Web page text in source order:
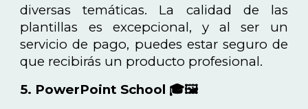
diversas temáticas. La calidad de las
plantillas es excepcional, y al ser un
servicio de pago, puedes estar seguro de
que recibirás un producto profesional.
5. PowerPoint School 🎓🖼️